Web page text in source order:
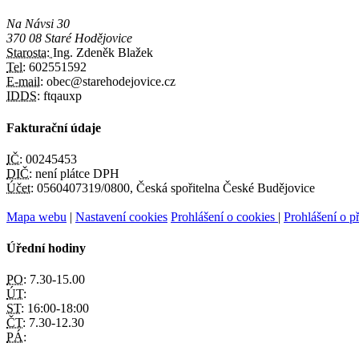
Na Návsi 30
370 08 Staré Hodějovice
Starosta: Ing. Zdeněk Blažek
Tel: 602551592
E-mail: obec@starehodejovice.cz
IDDS: ftqauxp
Fakturační údaje
IČ: 00245453
DIČ: není plátce DPH
Účet: 0560407319/0800, Česká spořitelna České Budějovice
Mapa webu | Nastavení cookies Prohlášení o cookies | Prohlášení o
Úřední hodiny
PO: 7.30-15.00
ÚT:
ST: 16:00-18:00
ČT: 7.30-12.30
PÁ: